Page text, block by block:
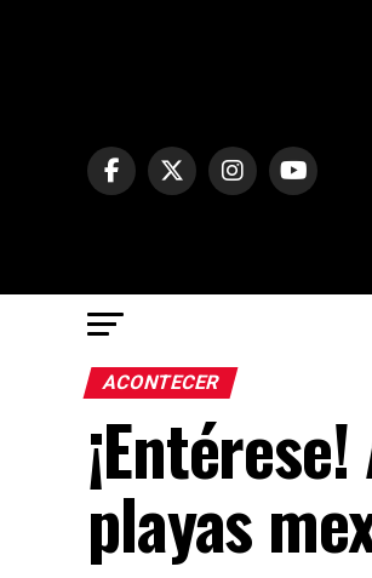
ACONTECER
playas